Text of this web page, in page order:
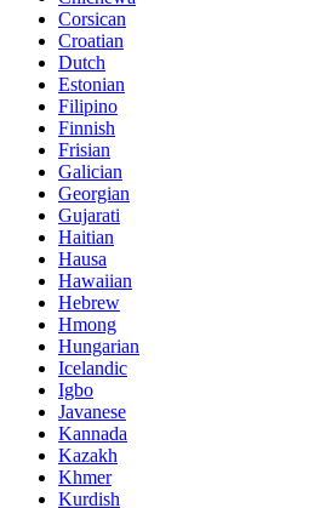
Corsican
Croatian
Dutch
Estonian
Filipino
Finnish
Frisian
Galician
Georgian
Gujarati
Haitian
Hausa
Hawaiian
Hebrew
Hmong
Hungarian
Icelandic
Igbo
Javanese
Kannada
Kazakh
Khmer
Kurdish